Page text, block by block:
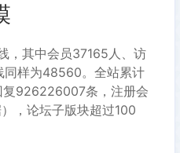
，其中会员37165人、访
同样为48560。全站累计
926226007条，注册会
，论坛子版块超过100